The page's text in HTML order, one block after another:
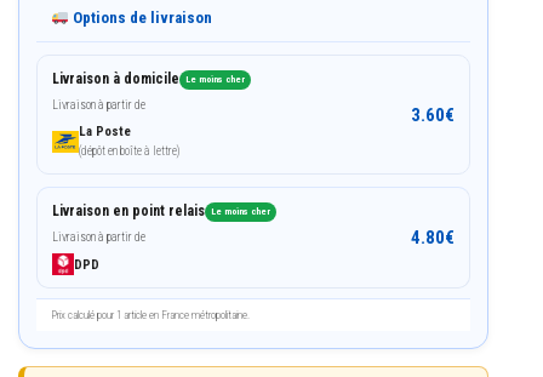
Options de livraison
Livraison à domicile Le moins cher
Livraison à partir de
La Poste
(dépôt en boîte à lettre)
3.60€
Livraison en point relais Le moins cher
Livraison à partir de
DPD
4.80€
Prix calculé pour 1 article en France métropolitaine.